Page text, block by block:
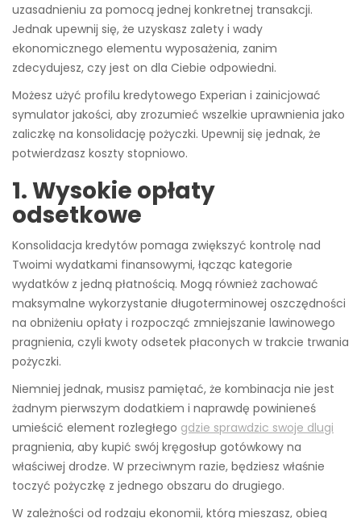
uzasadnieniu za pomocą jednej konkretnej transakcji.
Jednak upewnij się, że uzyskasz zalety i wady
ekonomicznego elementu wyposażenia, zanim
zdecydujesz, czy jest on dla Ciebie odpowiedni.
Możesz użyć profilu kredytowego Experian i zainicjować
symulator jakości, aby zrozumieć wszelkie uprawnienia jako
zaliczkę na konsolidację pożyczki. Upewnij się jednak, że
potwierdzasz koszty stopniowo.
1. Wysokie opłaty
odsetkowe
Konsolidacja kredytów pomaga zwiększyć kontrolę nad
Twoimi wydatkami finansowymi, łącząc kategorie
wydatków z jedną płatnością. Mogą również zachować
maksymalne wykorzystanie długoterminowej oszczędności
na obniżeniu opłaty i rozpocząć zmniejszanie lawinowego
pragnienia, czyli kwoty odsetek płaconych w trakcie trwania
pożyczki.
Niemniej jednak, musisz pamiętać, że kombinacja nie jest
żadnym pierwszym dodatkiem i naprawdę powinieneś
umieścić element rozległego gdzie sprawdzic swoje dlugi
pragnienia, aby kupić swój kręgosłup gotówkowy na
właściwej drodze. W przeciwnym razie, będziesz właśnie
toczyć pożyczkę z jednego obszaru do drugiego.
W zależności od rodzaju ekonomii, którą mieszasz, obieg